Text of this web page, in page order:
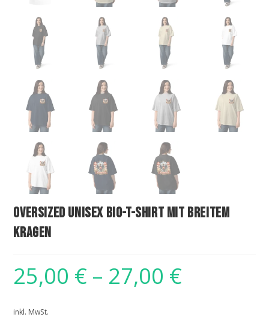
Oversized Unisex Bio-T-Shirt mit breitem
Kragen
25,00 € – 27,00 €
inkl. MwSt.